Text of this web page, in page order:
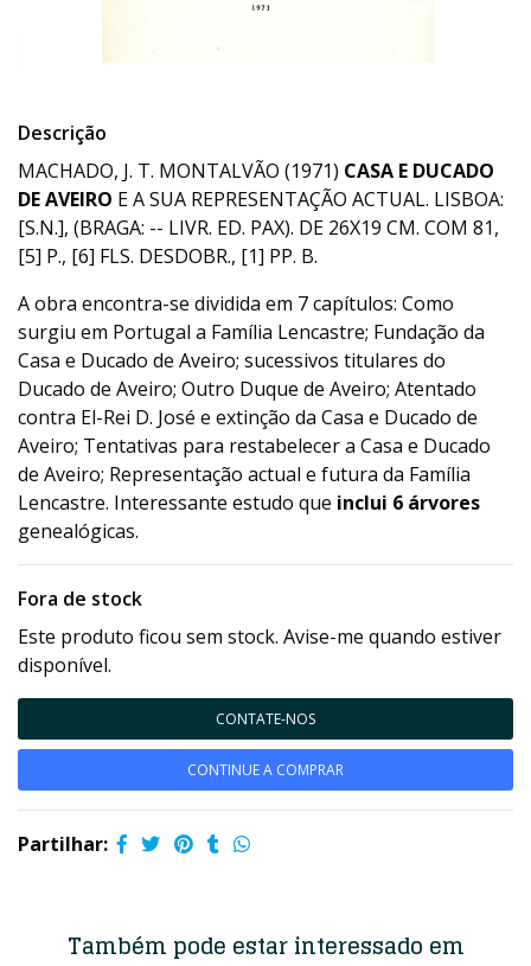
Descrição
MACHADO, J. T. MONTALVÃO (1971) CASA E DUCADO
DE AVEIRO E A SUA REPRESENTAÇÃO ACTUAL. LISBOA:
[S.N.], (BRAGA: -- LIVR. ED. PAX). DE 26X19 CM. COM 81,
[5] P., [6] FLS. DESDOBR., [1] PP. B.
A obra encontra-se dividida em 7 capítulos: Como
surgiu em Portugal a Família Lencastre; Fundação da
Casa e Ducado de Aveiro; sucessivos titulares do
Ducado de Aveiro; Outro Duque de Aveiro; Atentado
contra El-Rei D. José e extinção da Casa e Ducado de
Aveiro; Tentativas para restabelecer a Casa e Ducado
de Aveiro; Representação actual e futura da Família
Lencastre. Interessante estudo que inclui 6 árvores
genealógicas.
Fora de stock
Este produto ficou sem stock. Avise-me quando estiver
disponível.
CONTATE-NOS
CONTINUE A COMPRAR
Partilhar:
Também pode estar interessado em